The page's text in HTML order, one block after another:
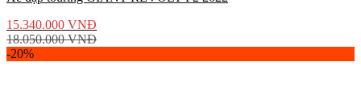
15.340.000 VNĐ
18.050.000VNĐ
-20%